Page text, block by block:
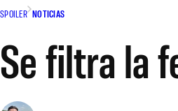
SPOILER NOTICIAS
Se filtra la